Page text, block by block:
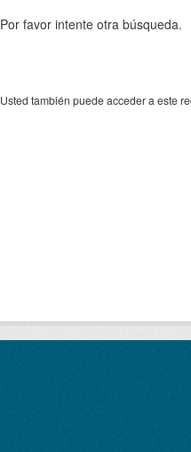
Por favor intente otra búsqueda.
Usted también puede acceder a este